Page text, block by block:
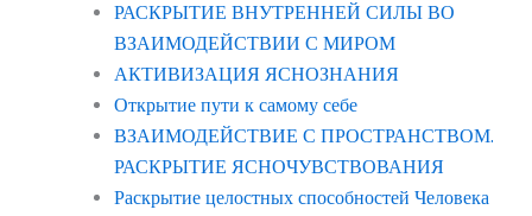
РАСКРЫТИЕ ВНУТРЕННЕЙ СИЛЫ ВО
ВЗАИМОДЕЙСТВИИ С МИРОМ
АКТИВИЗАЦИЯ ЯСНОЗНАНИЯ
Открытие пути к самому себе
ВЗАИМОДЕЙСТВИЕ С ПРОСТРАНСТВОМ.
РАСКРЫТИЕ ЯСНОЧУВСТВОВАНИЯ
Раскрытие целостных способностей Человека